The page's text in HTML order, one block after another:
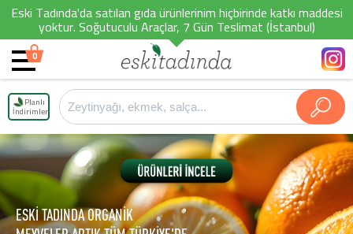
Eski Tadında'da satılan gıda ürünlerinim hiçbirinde katkı maddesi
yoktur. Soğutuculu Araçlar, 7 Gün Teslimat (İstanbul)
0
Planlı
İndirimler
ESKİ TADINDA ORGANİK